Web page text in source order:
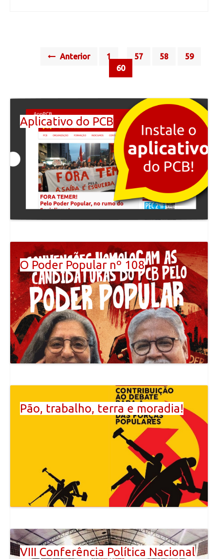
Anterior 1 57 58
59
60
Aplicativo do PCB
O Poder Popular nº 108
Pão, trabalho, terra e moradia!
VIII Conferência Política Nacional